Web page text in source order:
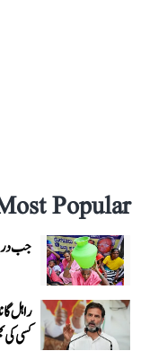
Popular
جب
راہل
کسی کی